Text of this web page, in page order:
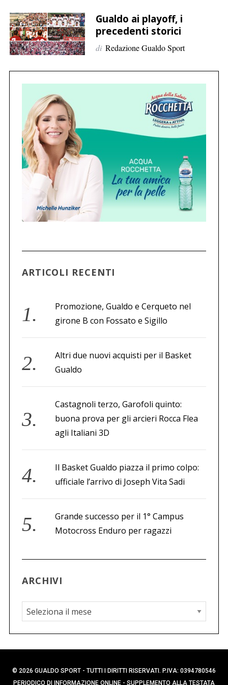
e
r
:
Gualdo ai playoff, i
precedenti storici
di Redazione Gualdo Sport
ARTICOLI RECENTI
Promozione, Gualdo e Cerqueto nel
girone B con Fossato e Sigillo
Altri due nuovi acquisti per il Basket
Gualdo
Castagnoli terzo, Garofoli quinto:
buona prova per gli arcieri Rocca Flea
agli Italiani 3D
Il Basket Gualdo piazza il primo colpo:
ufficiale l’arrivo di Joseph Vita Sadi
Grande successo per il 1° Campus
Motocross Enduro per ragazzi
ARCHIVI
A
r
c
h
i
v
© 2026 GUALDO SPORT - TUTTI I DIRITTI RISERVATI. P.IVA: 0394780546
PERIODICO DI INFORMAZIONE ONLINE - SUPPLEMENTO ALLA TESTATA
C
e
r
p
r